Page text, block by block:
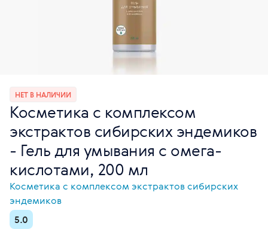
НЕТ В НАЛИЧИИ
Косметика с комплексом
экстрактов сибирских эндемиков
- Гель для умывания с омега-
кислотами, 200 мл
Косметика с комплексом экстрактов сибирских
эндемиков
5.0